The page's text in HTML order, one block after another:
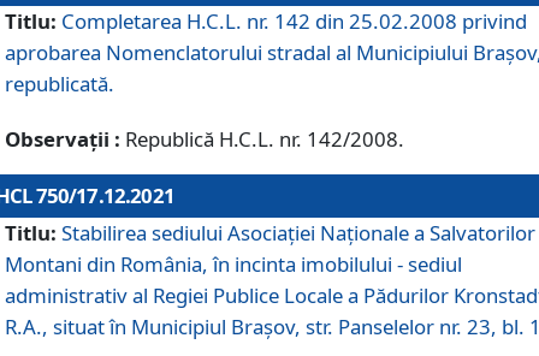
Titlu: Completarea H.C.L. nr. 142 din 25.02.2008 privind
aprobarea Nomenclatorului stradal al Municipiului
republicată.
Observații : Republică H.C.L. nr. 142/2008.
750/17.12.2021
Titlu: Stabilirea sediului Asociației Naționale a Salvatorilor
Montani din România, în incinta imobilului - sediul
administrativ al Regiei Publice Locale a Pădurilor
R.A., situat în Municipiul Braşov, str. Panselelor nr. 23, bl.